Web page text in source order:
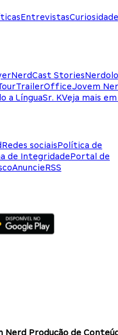
Entrevistas
NerdCast Stories
TrailerOfficeJovem
a LínguaSr. KVeja mais
Redes sociaisPolítica de
de IntegridadePortal de
AnuncieRSS
Nerd Produção de